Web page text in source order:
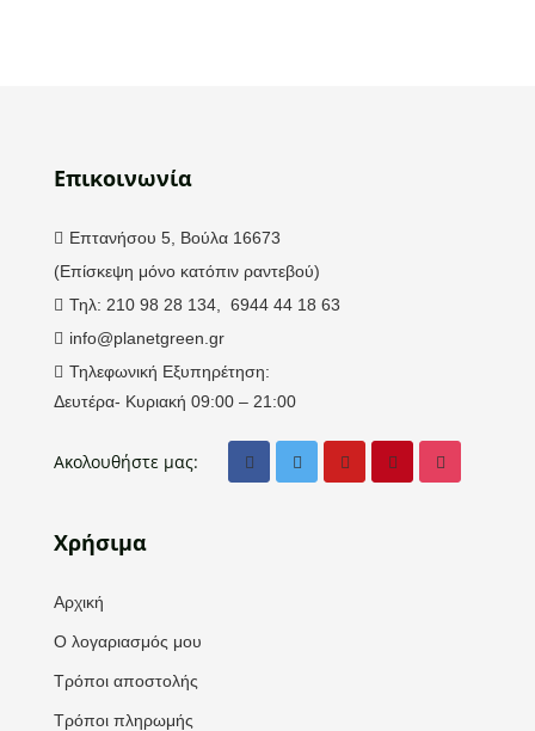
Επικοινωνία
Επτανήσου 5, Βούλα 16673
(Επίσκεψη μόνο κατόπιν ραντεβού)
Τηλ: 210 98 28 134, 6944 44 18 63
info@planetgreen.gr
Τηλεφωνική Εξυπηρέτηση:
Δευτέρα- Κυριακή 09:00 – 21:00
Ακολουθήστε μας:
Χρήσιμα
Αρχική
Ο λογαριασμός μου
Τρόποι αποστολής
Τρόποι πληρωμής